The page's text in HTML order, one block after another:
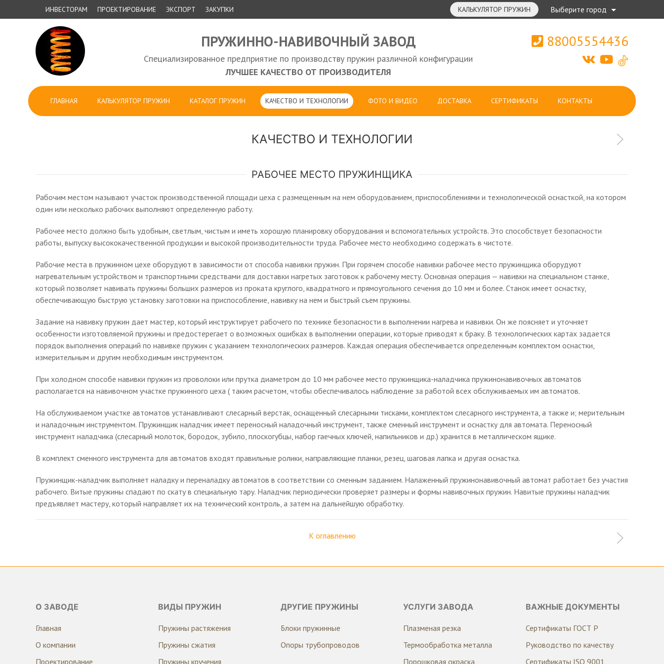
ИНВЕСТОРАМ ПРОЕКТИРОВАНИЕ ЭКСПОРТ ЗАКУПКИ КАЛЬКУЛЯТОР ПРУЖИН Выберите город
ПРУЖИННО-НАВИВОЧНЫЙ ЗАВОД
Специализированное предприятие по производству пружин различной конфигурации
ЛУЧШЕЕ КАЧЕСТВО ОТ ПРОИЗВОДИТЕЛЯ
88005554436
ГЛАВНАЯ КАЛЬКУЛЯТОР ПРУЖИН КАТАЛОГ ПРУЖИН КАЧЕСТВО И ТЕХНОЛОГИИ ФОТО И ВИДЕО ДОСТАВКА СЕРТИФИКАТЫ КОНТАКТЫ
КАЧЕСТВО И ТЕХНОЛОГИИ
РАБОЧЕЕ МЕСТО ПРУЖИНЩИКА
Рабочим местом называют участок производственной площади цеха с размещенным на нем оборудованием, приспособлениями и технологической оснасткой, на котором
один или несколько рабочих выполняют определенную работу.
Рабочее место должно быть удобным, светлым, чистым и иметь хорошую планировку оборудования и вспомогательных устройств. Это способствует безопасности
работы, выпуску высококачественной продукции и высокой производительности труда. Рабочее место необходимо содержать в чистоте.
Рабочие места в пружинном цехе оборудуют в зависимости от способа навивки пружин. При горячем способе навивки рабочее место пружинщика оборудуют
нагревательным устройством и транспортными средствами для доставки нагретых заготовок к рабочему месту. Основная операция — навивки на специальном станке,
который позволяет навивать пружины больших размеров из проката круглого, квадратного и прямоугольного сечения до 10 мм и более. Станок имеет оснастку,
обеспечивающую быструю установку заготовки на приспособление, навивку на нем и быстрый съем пружины.
Задание на навивку пружин дает мастер, который инструктирует рабочего по технике безопасности в выполнении нагрева и навивки. Он же поясняет и уточняет
особенности изготовляемой пружины и предостерегает о возможных ошибках в выполнении операции, которые приводят к браку. В технологических картах задается
порядок выполнения операций по навивке пружин с указанием технологических размеров. Каждая операция обеспечивается определенным комплектом оснастки,
измерительным и другим необходимым инструментом.
При холодном способе навивки пружин из проволоки или прутка диаметром до 10 мм рабочее место пружинщика-наладчика пружинонавивочных автоматов
располагается на навивочном участке пружинного цеха ( таким расчетом, чтобы обеспечивалось наблюдение за работой всех обслуживаемых им автоматов.
На обслуживаемом участке автоматов устанавливают слесарный верстак, оснащенный слесарными тисками, комплектом слесарного инструмента, а также и; мерительным
и наладочным инструментом. Пружинщик наладчик имеет переносный наладочный инструмент, также сменный инструмент и оснастку для автомата. Переносный
инструмент наладчика (слесарный молоток, бородок, зубило, плоскогубцы, набор гаечных ключей, напильников и др.) хранится в металлическом ящике.
В комплект сменного инструмента для автоматов входят правильные ролики, направляющие планки, резец, шаговая лапка и другая оснастка.
Пружинщик-наладчик выполняет наладку и переналадку автоматов в соответствии со сменным заданием. Налаженный пружинонавивочный автомат работает без участия
рабочего. Витые пружины спадают по скату в специальную тару. Наладчик периодически проверяет размеры и формы навивочных пружин. Навитые пружины наладчик
предъявляет мастеру, который направляет их на технический контроль, а затем на дальнейшую обработку.
К оглавлению
О ЗАВОДЕ
Главная
О компании
Проектирование
ВИДЫ ПРУЖИН
Пружины растяжения
Пружины сжатия
Пружины кручения
ДРУГИЕ ПРУЖИНЫ
Блоки пружинные
Опоры трубопроводов
УСЛУГИ ЗАВОДА
Плазменая резка
Термообработка металла
Порошковая окраска
ВАЖНЫЕ ДОКУМЕНТЫ
Сертификаты ГОСТ Р
Руководство по качеству
Сертификаты ISO 9001